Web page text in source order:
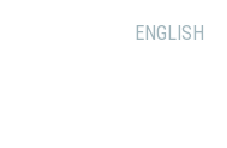
ENGLISH